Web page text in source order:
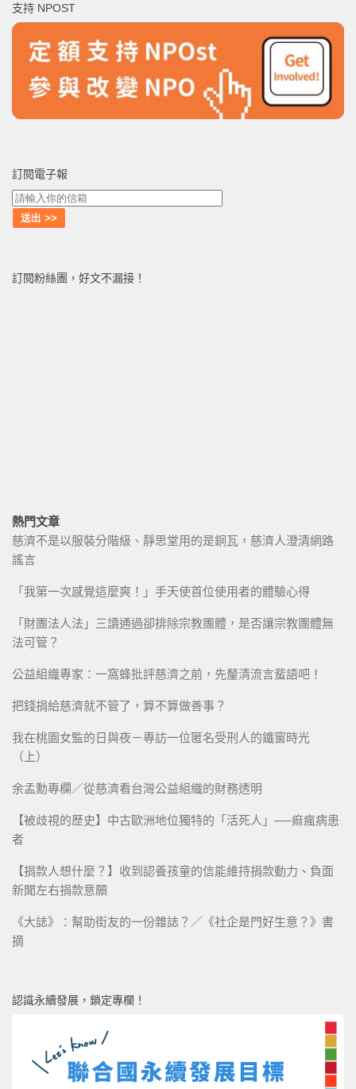
字:
支持 NPOST
訂閱電子報
訂閱粉絲團，好文不漏接！
熱門文章
慈濟不是以服裝分階級、靜思堂用的是銅瓦，慈濟人澄清網路
謠言
「我第一次感覺這麼爽！」手天使首位使用者的體驗心得
「財團法人法」三讀通過卻排除宗教團體，是否讓宗教團體無
法可管？
公益組織專家：一窩蜂批評慈濟之前，先釐清流言蜚語吧！
把錢捐給慈濟就不管了，算不算做善事？
我在桃園女監的日與夜－專訪一位匿名受刑人的鐵窗時光
（上）
余孟勳專欄／從慈濟看台灣公益組織的財務透明
【被歧視的歷史】中古歐洲地位獨特的「活死人」──痲瘋病患
者
【捐款人想什麼？】收到認養孩童的信能維持捐款動力、負面
新聞左右捐款意願
《大誌》：幫助街友的一份雜誌？／《社企是門好生意？》書
摘
認識永續發展，鎖定專欄！